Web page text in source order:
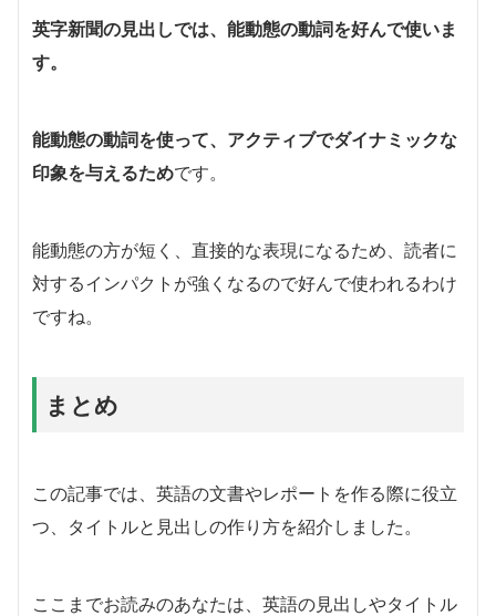
英字新聞の見出しでは、能動態の動詞を好んで使いま
す。
能動態の動詞を使って、アクティブでダイナミックな
印象を与えるためです。
能動態の方が短く、直接的な表現になるため、読者に
対するインパクトが強くなるので好んで使われるわけ
ですね。
まとめ
この記事では、英語の文書やレポートを作る際に役立
つ、タイトルと見出しの作り方を紹介しました。
ここまでお読みのあなたは、英語の見出しやタイトル